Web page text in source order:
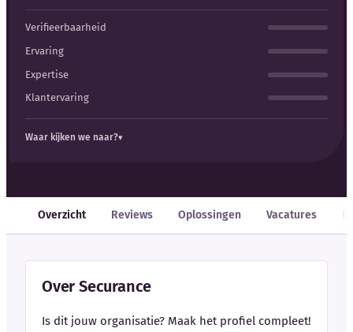
Blog
Bedrijfsupdates
Externe bronnen
Auteurs
Verifieerbaarheid
Ervaring
Expertise
Klantervaring
Waar kijken we naar?
Overzicht Reviews Oplossingen Vacatures
Over Securance
Is dit jouw organisatie? Maak het profiel compleet!